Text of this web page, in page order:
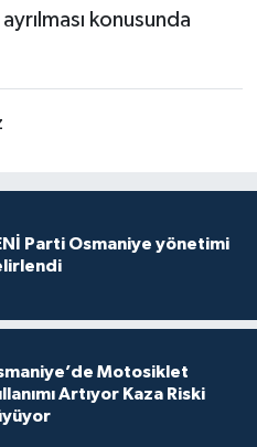
konusunda
Parti Osmaniye yönetimi
Motosiklet
Artıyor Kaza Riski